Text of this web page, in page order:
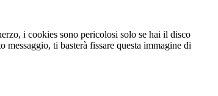
i cookies sono pericolosi solo se hai il disco
messaggio, ti basterà fissare questa immagine di